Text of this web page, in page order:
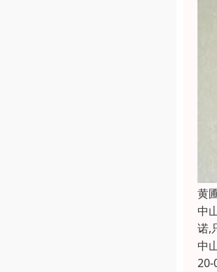
黄
中
诺,
中
20-